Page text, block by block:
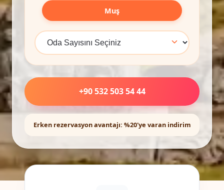
Muş
+90 532 503 54 44
Erken rezervasyon avantajı: %20'ye varan indirim